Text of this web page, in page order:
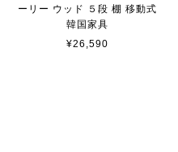
ーリー ウッド ５段 棚 移動式
韓国家具
¥26,590